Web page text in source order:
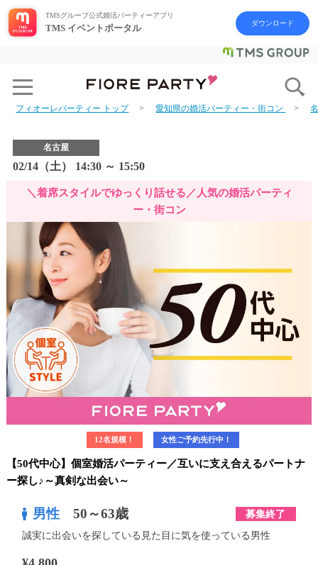
TMSグループ公式婚活パーティーアプリ
TMS イベントポータル ダウンロード
フィオーレパーティー トップ 愛知県の婚活パーティー・街コン
名古屋
02/14（土） 14:30 ～ 15:50
＼着席スタイルでゆっくり話せる／人気の婚活パーティ
ー・街コン
12名規模！ 女性ご予約先行中！
【50代中心】個室婚活パーティー／互いに支え合えるパートナ
ー探し♪～真剣な出会い～
男性 50～63歳 募集終了
誠実に出会いを探している見た目に気を使っている男性